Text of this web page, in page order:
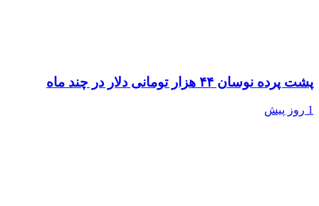
پشت پرده نوسان ۴۴ هزار تومانی دلار در چند ماه
1 روز پیش